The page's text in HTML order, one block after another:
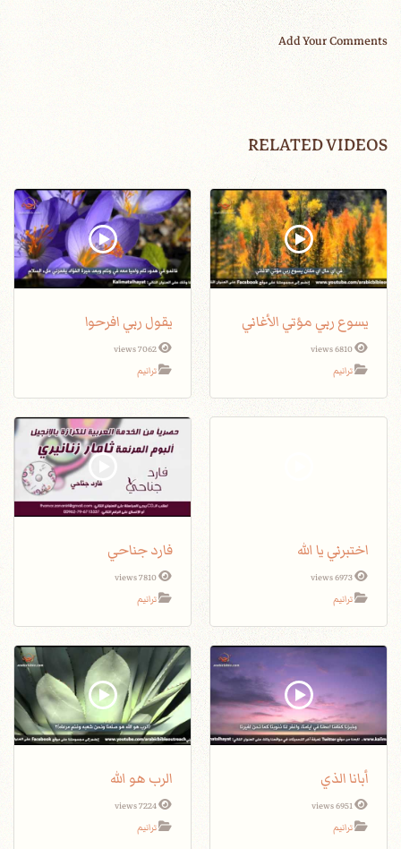
Add Your Comments
RELATED VIDEOS
يسوع ربي مؤتي الأغاني
6810 views
ترانيم
يقول ربي افرحوا
7062 views
ترانيم
اختبرني يا الله
6973 views
ترانيم
فارد جناحي
7810 views
ترانيم
أبانا الذي
6951 views
ترانيم
الرب هو الله
7224 views
ترانيم